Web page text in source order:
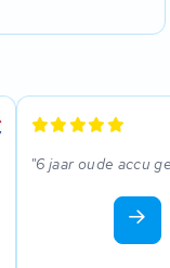
6 jaar oude accu